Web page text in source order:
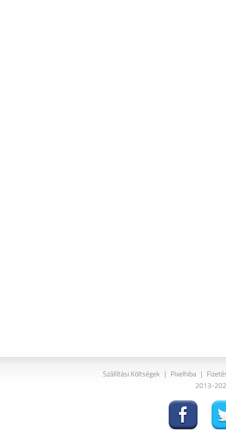
Szállítási Költségek | Pixelhiba |
2013-